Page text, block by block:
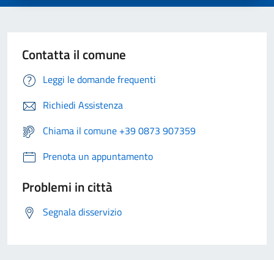
Contatta il comune
Leggi le domande frequenti
Richiedi Assistenza
Chiama il comune +39 0873 907359
Prenota un appuntamento
Problemi in città
Segnala disservizio